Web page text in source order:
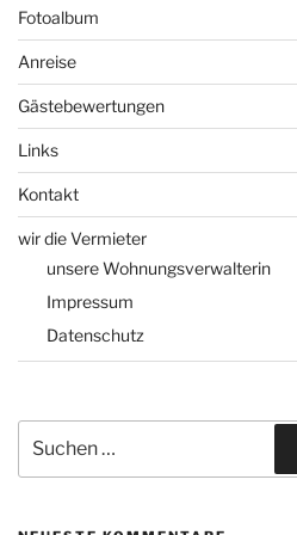
Fotoalbum
Anreise
Gästebewertungen
Links
Kontakt
wir die Vermieter
unsere Wohnungsverwalterin
Impressum
Datenschutz
nach: